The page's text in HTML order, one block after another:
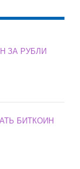
ЗА РУБЛИ
БИТКОИН